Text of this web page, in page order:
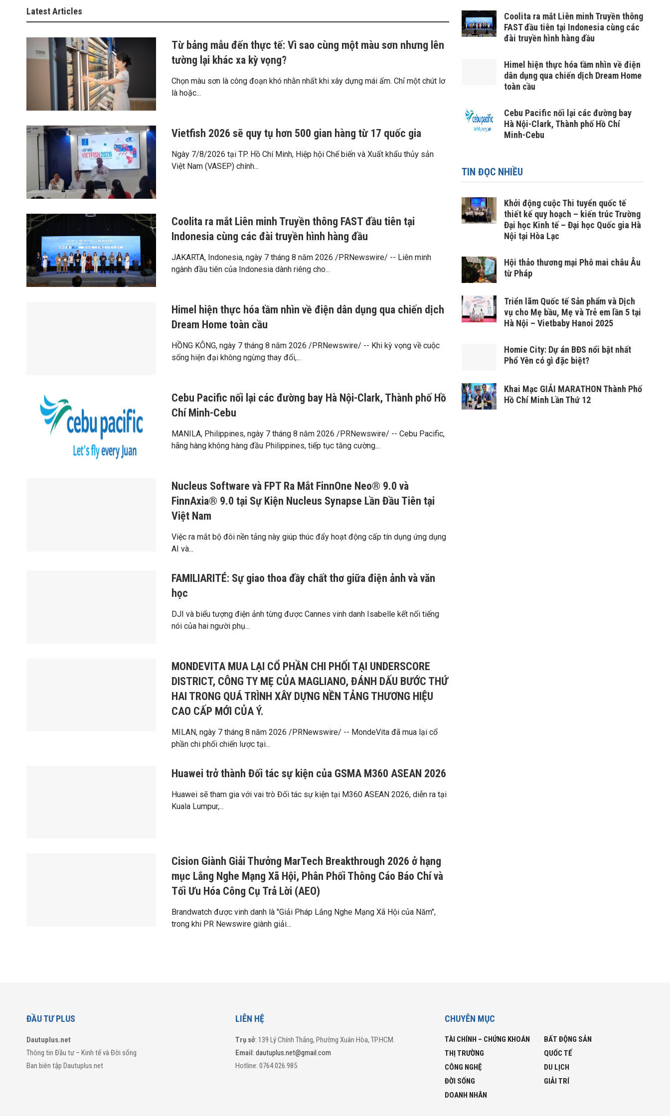
Latest Articles
Từ bảng mẫu đến thực tế: Vì sao cùng một màu sơn nhưng lên
tường lại khác xa kỳ vọng?
Chọn màu sơn là công đoạn khó nhằn nhất khi xây dựng mái ấm. Chỉ một chút lơ
là hoặc...
Vietfish 2026 sẽ quy tụ hơn 500 gian hàng từ 17 quốc gia
Ngày 7/8/2026 tại TP. Hồ Chí Minh, Hiệp hội Chế biến và Xuất khẩu thủy sản
Việt Nam (VASEP) chính...
Coolita ra mắt Liên minh Truyền thông FAST đầu tiên tại
Indonesia cùng các đài truyền hình hàng đầu
JAKARTA, Indonesia, ngày 7 tháng 8 năm 2026 /PRNewswire/ -- Liên minh
ngành đầu tiên của Indonesia dành riêng cho...
Himel hiện thực hóa tầm nhìn về điện dân dụng qua chiến dịch
Dream Home toàn cầu
HỒNG KÔNG, ngày 7 tháng 8 năm 2026 /PRNewswire/ -- Khi kỳ vọng về cuộc
sống hiện đại không ngừng thay đổi,...
Cebu Pacific nối lại các đường bay Hà Nội-Clark, Thành phố Hồ
Chí Minh-Cebu
MANILA, Philippines, ngày 7 tháng 8 năm 2026 /PRNewswire/ -- Cebu Pacific,
hãng hàng không hàng đầu Philippines, tiếp tục tăng cường...
Nucleus Software và FPT Ra Mắt FinnOne Neo® 9.0 và
FinnAxia® 9.0 tại Sự Kiện Nucleus Synapse Lần Đầu Tiên tại
Việt Nam
Việc ra mắt bộ đôi nền tảng này giúp thúc đẩy hoạt động cấp tín dụng ứng dụng
AI và...
FAMILIARITÉ: Sự giao thoa đầy chất thơ giữa điện ảnh và văn
học
DJI và biểu tượng điện ảnh từng được Cannes vinh danh Isabelle kết nối tiếng
nói của hai người phụ...
MONDEVITA MUA LẠI CỔ PHẦN CHI PHỐI TẠI UNDERSCORE
DISTRICT, CÔNG TY MẸ CỦA MAGLIANO, ĐÁNH DẤU BƯỚC THỨ
HAI TRONG QUÁ TRÌNH XÂY DỰNG NỀN TẢNG THƯƠNG HIỆU
CAO CẤP MỚI CỦA Ý.
MILAN, ngày 7 tháng 8 năm 2026 /PRNewswire/ -- MondeVita đã mua lại cổ
phần chi phối chiến lược tại...
Huawei trở thành Đối tác sự kiện của GSMA M360 ASEAN 2026
Huawei sẽ tham gia với vai trò Đối tác sự kiện tại M360 ASEAN 2026, diễn ra tại
Kuala Lumpur,...
Cision Giành Giải Thưởng MarTech Breakthrough 2026 ở hạng
mục Lắng Nghe Mạng Xã Hội, Phân Phối Thông Cáo Báo Chí và
Tối Ưu Hóa Công Cụ Trả Lời (AEO)
Brandwatch được vinh danh là "Giải Pháp Lắng Nghe Mạng Xã Hội của Năm",
trong khi PR Newswire giành giải...
Coolita ra mắt Liên minh Truyền thông
FAST đầu tiên tại Indonesia cùng các
đài truyền hình hàng đầu
Himel hiện thực hóa tầm nhìn về điện
dân dụng qua chiến dịch Dream Home
toàn cầu
Cebu Pacific nối lại các đường bay
Hà Nội-Clark, Thành phố Hồ Chí
Minh-Cebu
TIN ĐỌC NHIỀU
Khởi động cuộc Thi tuyển quốc tế
thiết kế quy hoạch – kiến trúc Trường
Đại học Kinh tế – Đại học Quốc gia Hà
Nội tại Hòa Lạc
Hội thảo thương mại Phô mai châu Âu
từ Pháp
Triển lãm Quốc tế Sản phẩm và Dịch
vụ cho Mẹ bầu, Mẹ và Trẻ em lần 5 tại
Hà Nội – Vietbaby Hanoi 2025
Homie City: Dự án BĐS nổi bật nhất
Phổ Yên có gì đặc biệt?
Khai Mạc GIẢI MARATHON Thành Phố
Hồ Chí Minh Lần Thứ 12
ĐẦU TƯ PLUS
Dautuplus.net
Thông tin Đầu tư – Kinh tế và Đời sống
Ban biên tập Dautuplus.net
LIÊN HỆ
Trụ sở: 139 Lý Chính Thắng, Phường Xuân Hòa, TP.HCM.
Email :dautuplus.net@gmail.com
Hotline: 0764.026.985
CHUYÊN MỤC
TÀI CHÍNH – CHỨNG KHOÁN
BẤT ĐỘNG SẢN
THỊ TRƯỜNG
QUỐC TẾ
CÔNG NGHỆ
DU LỊCH
ĐỜI SỐNG
GIẢI TRÍ
DOANH NHÂN